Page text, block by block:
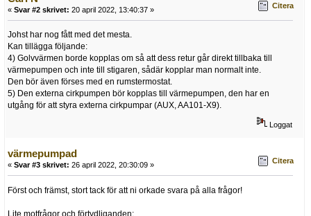
« Svar #2 skrivet: 20 april 2022, 13:40:37 » Citera
Johst har nog fått med det mesta.
Kan tillägga följande:
4) Golvvärmen borde kopplas om så att dess retur går direkt tillbaka till
värmepumpen och inte till stigaren, sådär kopplar man normalt inte.
Den bör även förses med en rumstermostat.
5) Den externa cirkpumpen bör kopplas till värmepumpen, den har en
utgång för att styra externa cirkpumpar (AUX, AA101-X9).
Loggat
värmepumpad
« Svar #3 skrivet: 26 april 2022, 20:30:09 » Citera
Först och främst, stort tack för att ni orkade svara på alla frågor!
Lite motfrågor och förtydliganden: